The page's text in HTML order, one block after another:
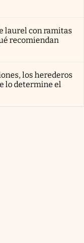
laurel con ramitas
recomiendan
los herederos
lo determine el